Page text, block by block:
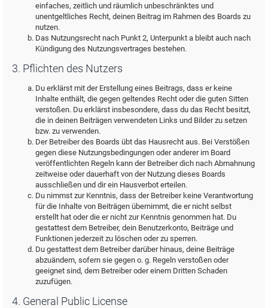
einfaches, zeitlich und räumlich unbeschränktes und
unentgeltliches Recht, deinen Beitrag im Rahmen des Boards zu
nutzen.
Das Nutzungsrecht nach Punkt 2, Unterpunkt a bleibt auch nach
Kündigung des Nutzungsvertrages bestehen.
3. Pflichten des Nutzers
Du erklärst mit der Erstellung eines Beitrags, dass er keine
Inhalte enthält, die gegen geltendes Recht oder die guten Sitten
verstoßen. Du erklärst insbesondere, dass du das Recht besitzt,
die in deinen Beiträgen verwendeten Links und Bilder zu setzen
bzw. zu verwenden.
Der Betreiber des Boards übt das Hausrecht aus. Bei Verstößen
gegen diese Nutzungsbedingungen oder anderer im Board
veröffentlichten Regeln kann der Betreiber dich nach Abmahnung
zeitweise oder dauerhaft von der Nutzung dieses Boards
ausschließen und dir ein Hausverbot erteilen.
Du nimmst zur Kenntnis, dass der Betreiber keine Verantwortung
für die Inhalte von Beiträgen übernimmt, die er nicht selbst
erstellt hat oder die er nicht zur Kenntnis genommen hat. Du
gestattest dem Betreiber, dein Benutzerkonto, Beiträge und
Funktionen jederzeit zu löschen oder zu sperren.
Du gestattest dem Betreiber darüber hinaus, deine Beiträge
abzuändern, sofern sie gegen o. g. Regeln verstoßen oder
geeignet sind, dem Betreiber oder einem Dritten Schaden
zuzufügen.
4. General Public License